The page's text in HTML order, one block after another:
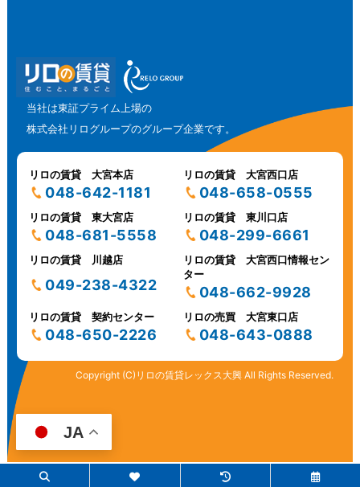
当社は東証プライム上場の
株式会社リログループのグループ企業です。
リロの賃貸 大宮本店
048-642-1181
リロの賃貸 大宮西口店
048-658-0555
リロの賃貸 東大宮店
048-681-5558
リロの賃貸 東川口店
048-299-6661
リロの賃貸 川越店
049-238-4322
リロの賃貸 大宮西口情報セン
ター
048-662-9928
リロの賃貸 契約センター
048-650-2226
リロの売買 大宮東口店
048-643-0888
Copyright (C)リロの賃貸レックス大興 All Rights Reserved.
JA